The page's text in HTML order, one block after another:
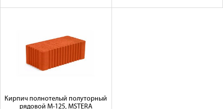
Кирпич полнотелый полуторный
рядовой М-125, MSTERA